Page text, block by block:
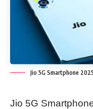
Jio 5G Smartphone 2025
Jio 5G Smartphone